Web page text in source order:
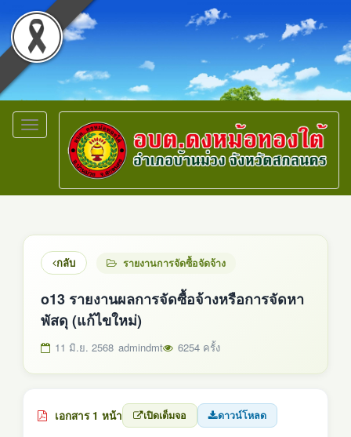
Toggle
navigation
กลับ รายงานการจัดซื้อจัดจ้าง
o13 รายงานผลการจัดซื้อจ้างหรือการจัดหา
พัสดุ (แก้ไขใหม่)
11 มิ.ย. 2568 admindmt 6254 ครั้ง
เอกสาร 1 หน้า เปิดเต็มจอ ดาวน์โหลด